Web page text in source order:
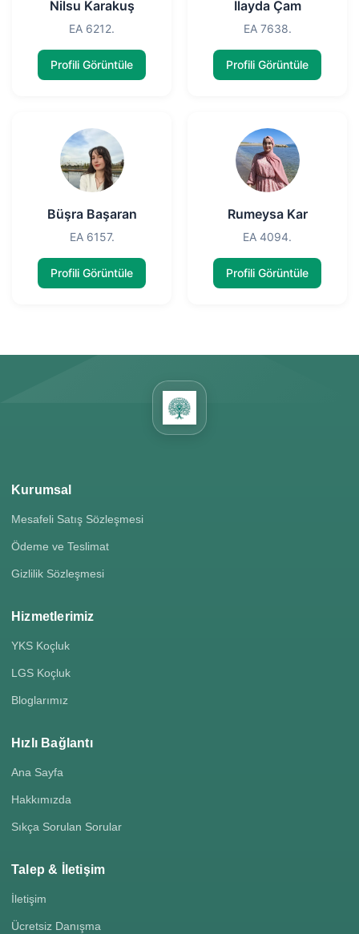
Nilsu Karakuş
EA 6212.
Profili Görüntüle
Ilayda Çam
EA 7638.
Profili Görüntüle
Büşra Başaran
EA 6157.
Profili Görüntüle
Rumeysa Kar
EA 4094.
Profili Görüntüle
Kurumsal
Mesafeli Satış Sözleşmesi
Ödeme ve Teslimat
Gizlilik Sözleşmesi
Hizmetlerimiz
YKS Koçluk
LGS Koçluk
Bloglarımız
Hızlı Bağlantı
Ana Sayfa
Hakkımızda
Sıkça Sorulan Sorular
Talep & İletişim
İletişim
Ücretsiz Danışma